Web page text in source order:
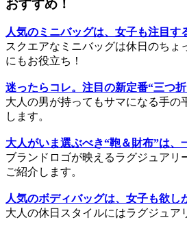
おすすめ！
人気のミニバッグは、女子も注目す
スクエアなミニバッグは休日のちょ
にもお役立ち！
迷ったらコレ。注目の新定番“三つ
大人の男が持ってもサマになる手の
します。
大人がいま選ぶべき“鞄＆財布”は、
ブランドロゴが映えるラグジュアリ
ご紹介します。
人気のボディバッグは、女子も欲し
大人の休日スタイルにはラグジュア